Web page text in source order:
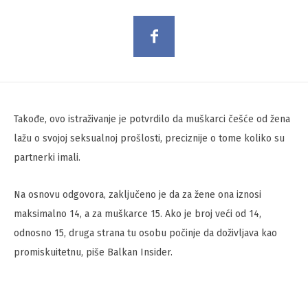
Takođe, ovo istraživanje je potvrdilo da muškarci češće od žena
lažu o svojoj seksualnoj prošlosti, preciznije o tome koliko su
partnerki imali.
Na osnovu odgovora, zaključeno je da za žene ona iznosi
maksimalno 14, a za muškarce 15. Ako je broj veći od 14,
odnosno 15, druga strana tu osobu počinje da doživljava kao
promiskuitetnu, piše Balkan Insider.